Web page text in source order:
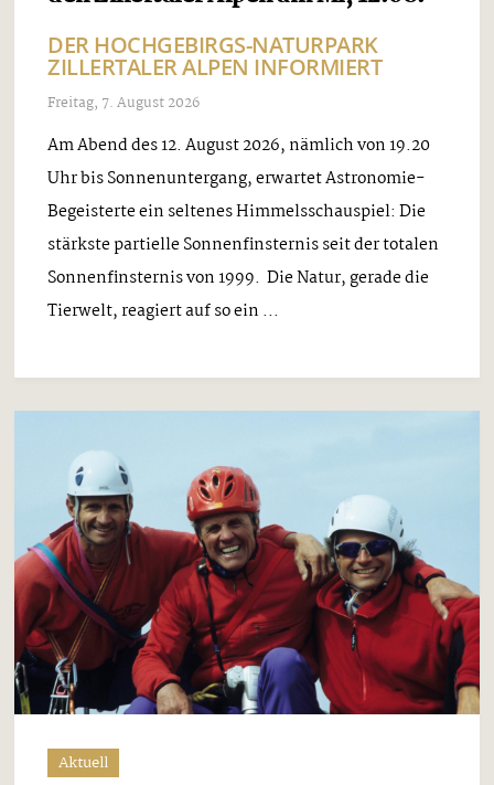
DER HOCHGEBIRGS-NATURPARK
ZILLERTALER ALPEN INFORMIERT
Freitag, 7. August 2026
Am Abend des 12. August 2026, nämlich von 19.20
Uhr bis Sonnenuntergang, erwartet Astronomie-
Begeisterte ein seltenes Himmelsschauspiel: Die
stärkste partielle Sonnenfinsternis seit der totalen
Sonnenfinsternis von 1999. Die Natur, gerade die
Tierwelt, reagiert auf so ein ...
Aktuell